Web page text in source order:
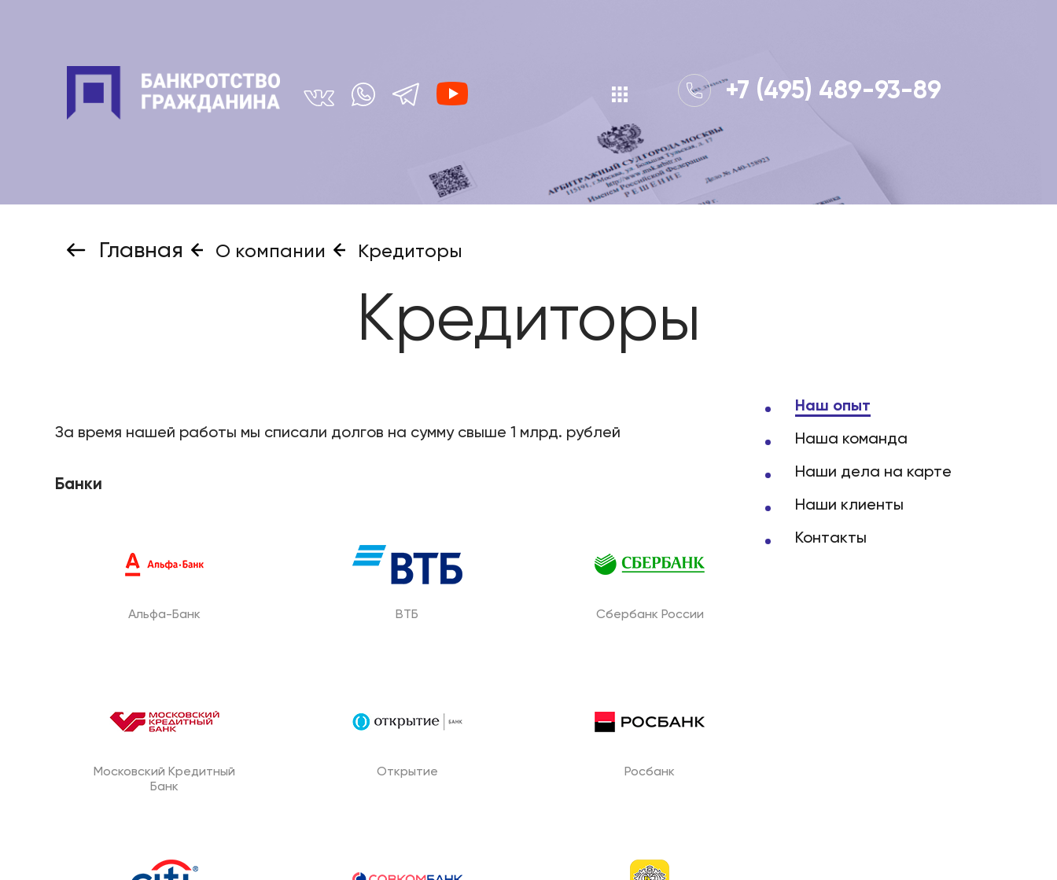
+7 (495) 489-93-89
Главная О компании Кредиторы
Кредиторы
За время нашей работы мы списали долгов на сумму свыше 1 млрд. рублей
Банки
Альфа-Банк ВТБ Сбербанк России
Московский Кредитный
Банк
Открытие Росбанк
Наш опыт
Наша команда
Наши дела на карте
Наши клиенты
Контакты